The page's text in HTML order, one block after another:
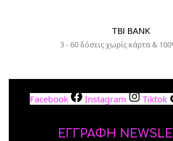
TBI BANK
3 - 60 δόσεις χωρίς κάρτα &
Facebook Instagram Tiktok
ΕΓΓΡΑΦΗ